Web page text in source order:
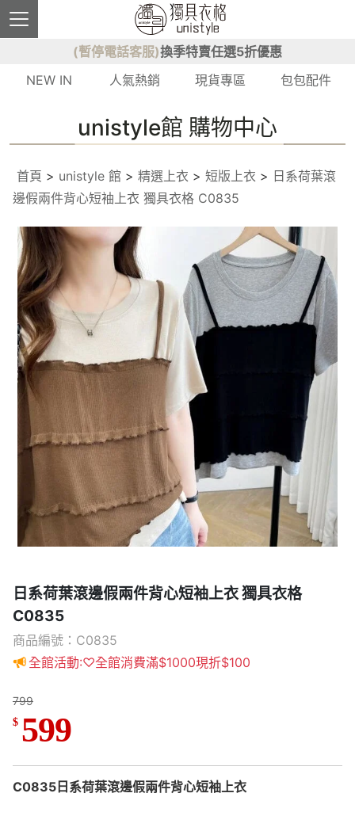
(暫停電話客服)換季特賣任選5折優惠
NEW IN
人氣熱銷 現貨專區 包包配件
unistyle館 購物中心
首頁 > unistyle 館 > 精選上衣 > 短版上衣 > 日系荷葉滾
邊假兩件背心短袖上衣 獨具衣格 C0835
日系荷葉滾邊假兩件背心短袖上衣 獨具衣格
C0835
商品編號：C0835
全館活動:♡全館消費滿$1000現折$100
799
$ 599
C0835日系荷葉滾邊假兩件背心短袖上衣